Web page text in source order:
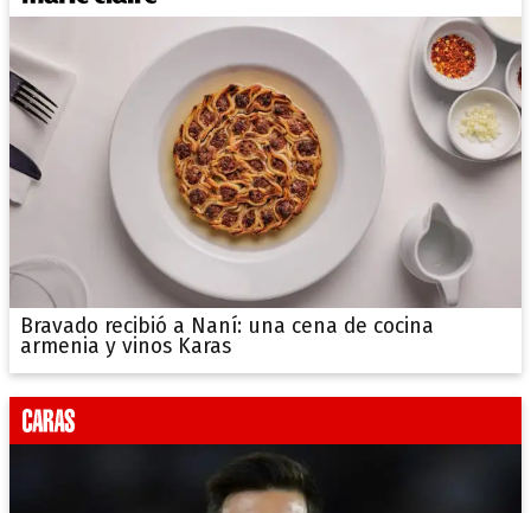
Bravado recibió a Naní: una cena de cocina
armenia y vinos Karas